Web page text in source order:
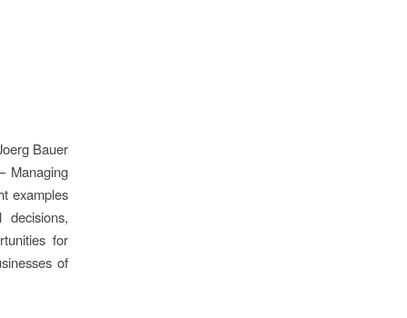
Bauer
Managing
examples
for
of